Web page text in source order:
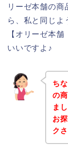
リーゼ本舗の商
ら、私と同じ
【オリーゼ本
いいですよ♪
ち
の
ま
お
ク